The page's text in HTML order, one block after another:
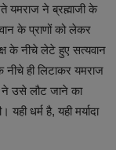
यमराज ने ब्रह्माजी के
के प्राणों को लेकर
के नीचे लेटे हुए सत्यवान
नीचे ही लिटाकर यमराज
ने उसे लौट जाने का
धर्म है, यही मर्यादा